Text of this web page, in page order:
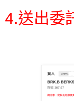
4.送出委